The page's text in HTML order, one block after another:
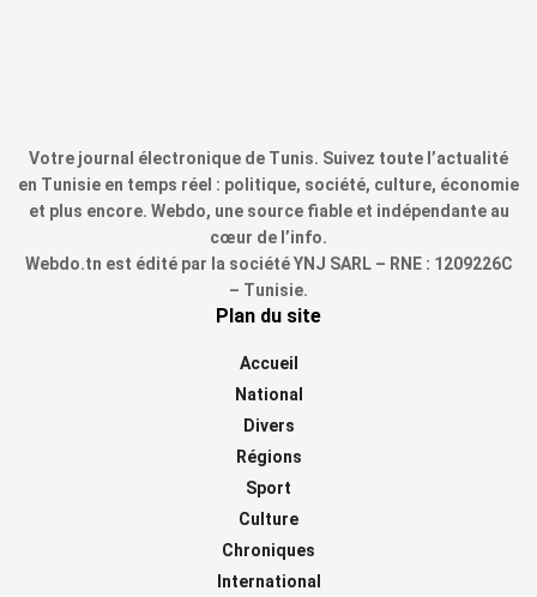
Votre journal électronique de Tunis. Suivez toute l’actualité
en Tunisie en temps réel : politique, société, culture, économie
et plus encore. Webdo, une source fiable et indépendante au
cœur de l’info.
Webdo.tn est édité par la société YNJ SARL – RNE : 1209226C
– Tunisie.
Plan du site
Accueil
National
Divers
Régions
Sport
Culture
Chroniques
International